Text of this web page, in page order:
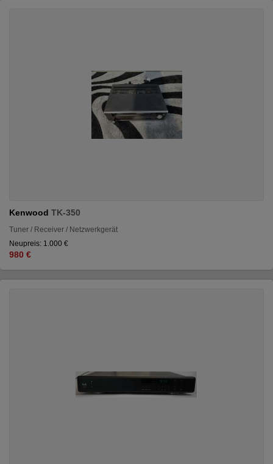
Kenwood TK-350
Tuner / Receiver / Netzwerkgerät
Neupreis: 1.000 €
980 €